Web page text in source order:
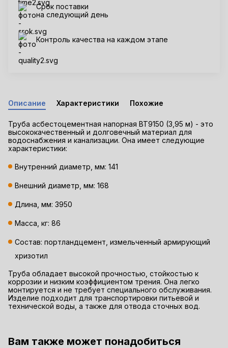
Срок поставки
на следующий день
Контроль качества на каждом этапе
Описание Характеристики Похожие
Труба асбестоцементная напорная ВТ9150 (3,95 м) - это
высококачественный и долговечный материал для
водоснабжения и канализации. Она имеет следующие
характеристики:
Внутренний диаметр, мм: 141
Внешний диаметр, мм: 168
Длина, мм: 3950
Масса, кг: 86
Состав: портландцемент, измельченный армирующий
хризотил
Труба обладает высокой прочностью, стойкостью к
коррозии и низким коэффициентом трения. Она легко
монтируется и не требует специального обслуживания.
Изделие подходит для транспортировки питьевой и
технической воды, а также для отвода сточных вод.
Вам также может понадобиться